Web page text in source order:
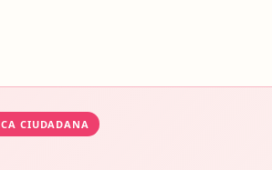
CIUDADANA